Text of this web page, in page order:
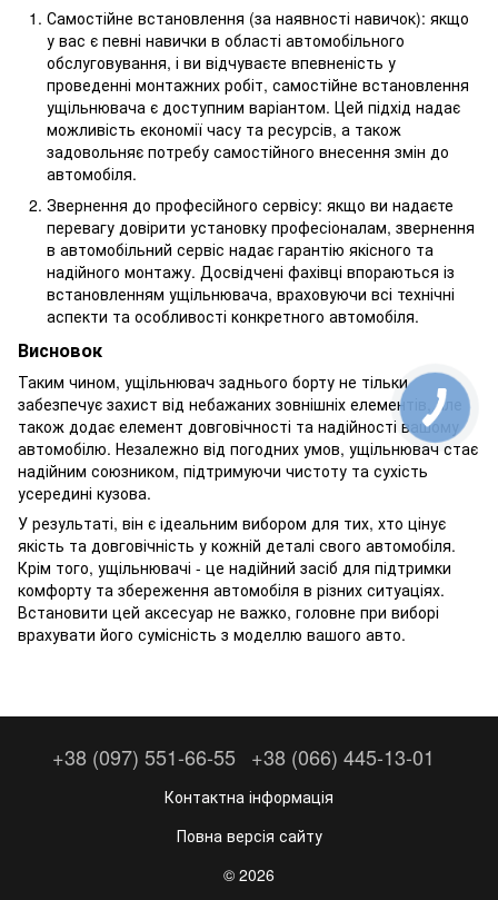
Самостійне встановлення (за наявності навичок): якщо
у вас є певні навички в області автомобільного
обслуговування, і ви відчуваєте впевненість у
проведенні монтажних робіт, самостійне встановлення
ущільнювача є доступним варіантом. Цей підхід надає
можливість економії часу та ресурсів, а також
задовольняє потребу самостійного внесення змін до
автомобіля.
Звернення до професійного сервісу: якщо ви надаєте
перевагу довірити установку професіоналам, звернення
в автомобільний сервіс надає гарантію якісного та
надійного монтажу. Досвідчені фахівці впораються із
встановленням ущільнювача, враховуючи всі технічні
аспекти та особливості конкретного автомобіля.
Висновок
Таким чином, ущільнювач заднього борту не тільки
забезпечує захист від небажаних зовнішніх елементів, але
також додає елемент довговічності та надійності вашому
автомобілю. Незалежно від погодних умов, ущільнювач стає
надійним союзником, підтримуючи чистоту та сухість
усередині кузова.
У результаті, він є ідеальним вибором для тих, хто цінує
якість та довговічність у кожній деталі свого автомобіля.
Крім того, ущільнювачі - це надійний засіб для підтримки
комфорту та збереження автомобіля в різних ситуаціях.
Встановити цей аксесуар не важко, головне при виборі
врахувати його сумісність з моделлю вашого авто.
+38 (097) 551-66-55 +38 (066) 445-13-01
Контактна інформація
Повна версія сайту
© 2026